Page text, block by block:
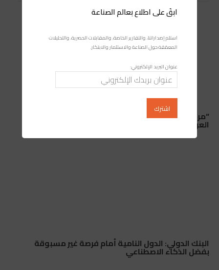
“مرحبا 2026”.. ارتفاع عدد الوافدين إلى المغرب وتراجع
العربات بـ12.4%
البنك الدولي: الدول النامية أمام فرصة غير مسبوقة
بفضل الذكاء الاصطناعي
ابقَ على اطلاع بعالم الصناعة
استلم إصداراتنا، والتقارير الخاصة، والمقابلات الحصرية، والتحليلات
المعمّقة حول الصناعة والاستثمار والابتكار.
عنوان البريد الإلكتروني: